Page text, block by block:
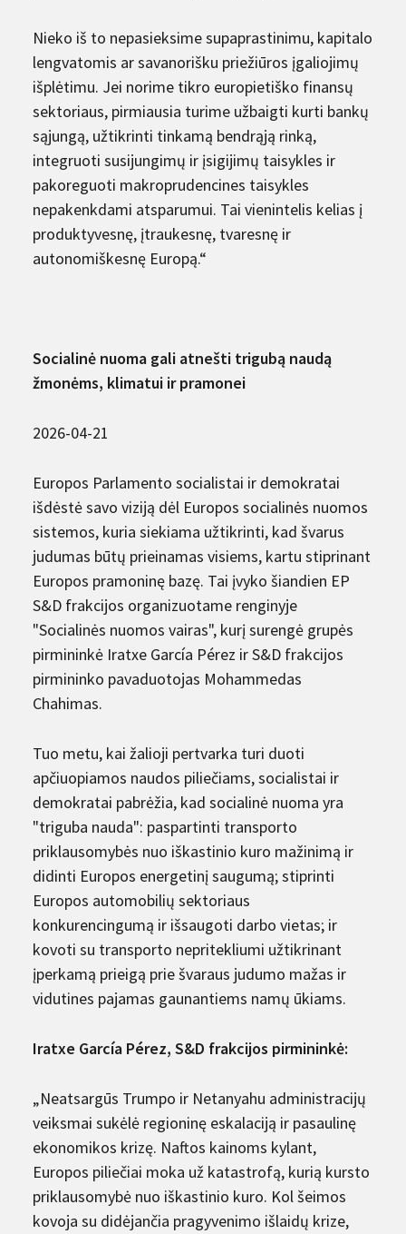
Nieko iš to nepasieksime supaprastinimu, kapitalo
lengvatomis ar savanorišku priežiūros įgaliojimų
išplėtimu. Jei norime tikro europietiško finansų
sektoriaus, pirmiausia turime užbaigti kurti bankų
sąjungą, užtikrinti tinkamą bendrąją rinką,
integruoti susijungimų ir įsigijimų taisykles ir
pakoreguoti makroprudencines taisykles
nepakenkdami atsparumui. Tai vienintelis kelias į
produktyvesnę, įtraukesnę, tvaresnę ir
autonomiškesnę Europą.“
Socialinė nuoma gali atnešti trigubą naudą
žmonėms, klimatui ir pramonei
2026-04-21
Europos Parlamento socialistai ir demokratai
išdėstė savo viziją dėl Europos socialinės nuomos
sistemos, kuria siekiama užtikrinti, kad švarus
judumas būtų prieinamas visiems, kartu stiprinant
Europos pramoninę bazę. Tai įvyko šiandien EP
S&D frakcijos organizuotame renginyje
"Socialinės nuomos vairas", kurį surengė grupės
pirmininkė Iratxe García Pérez ir S&D frakcijos
pirmininko pavaduotojas Mohammedas
Chahimas.
Tuo metu, kai žalioji pertvarka turi duoti
apčiuopiamos naudos piliečiams, socialistai ir
demokratai pabrėžia, kad socialinė nuoma yra
"triguba nauda": paspartinti transporto
priklausomybės nuo iškastinio kuro mažinimą ir
didinti Europos energetinį saugumą; stiprinti
Europos automobilių sektoriaus
konkurencingumą ir išsaugoti darbo vietas; ir
kovoti su transporto nepritekliumi užtikrinant
įperkamą prieigą prie švaraus judumo mažas ir
vidutines pajamas gaunantiems namų ūkiams.
Iratxe García Pérez, S&D frakcijos pirmininkė:
„Neatsargūs Trumpo ir Netanyahu administracijų
veiksmai sukėlė regioninę eskalaciją ir pasaulinę
ekonomikos krizę. Naftos kainoms kylant,
Europos piliečiai moka už katastrofą, kurią kursto
priklausomybė nuo iškastinio kuro. Kol šeimos
kovoja su didėjančia pragyvenimo išlaidų krize,